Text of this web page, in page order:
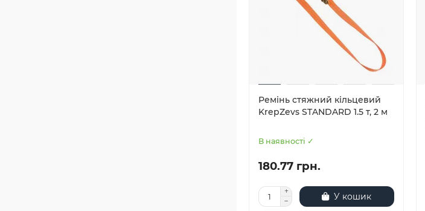
Ремінь стяжний кільцевий
KrepZevs STANDARD 1.5 т, 2 м
В наявності ✓
180.77 грн.
У кошик